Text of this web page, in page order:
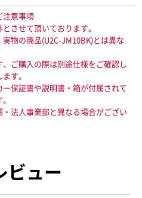
注意事項
させて頂いております。
物の商品(U2C-JM10BK)とは異な
ご購入の際は別途仕様をご確認し
す。
保証書や説明書・箱が付属されて
法人事業部と異なる場合がござい
ビュー